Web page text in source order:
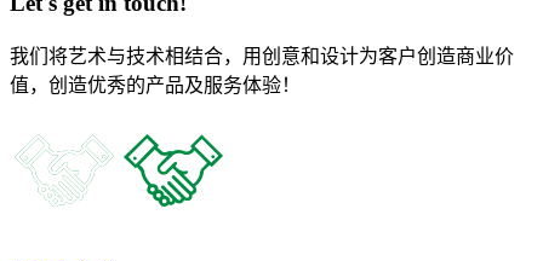
我们将艺术与技术相结合，用创意和设计为客户创造商业价
值，创造优秀的产品及服务体验！